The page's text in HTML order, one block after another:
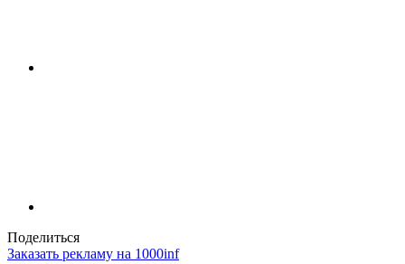
Поделиться
Заказать рекламу на 1000inf